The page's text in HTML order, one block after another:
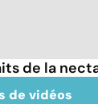
de la
de vidéos